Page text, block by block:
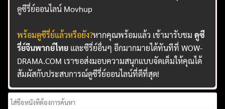
ดูซีรี่ย์ออนไลน์ Movhup
พร้อมดูซีรี่ย์แล้วหรือยัง?หากคุณพร้อมแล้ว เข้ามารับชมดูซี
รี่ย์จีนพากย์ไทย และซีรี่ย์อื่นๆ อีกมากมายได้ทันทีที่ WOW-
DRAMA.COM เราขอส่งมอบความสนุกแบบจัดเต็มให้คุณได้
สัมผัสกับประสบการณ์ดูซีรี่ย์ออนไลน์ที่ดีที่สุด!
Search